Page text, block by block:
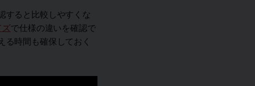
すると比較しやすくな
ズで仕様の違いを確認で
る時間も確保しておく